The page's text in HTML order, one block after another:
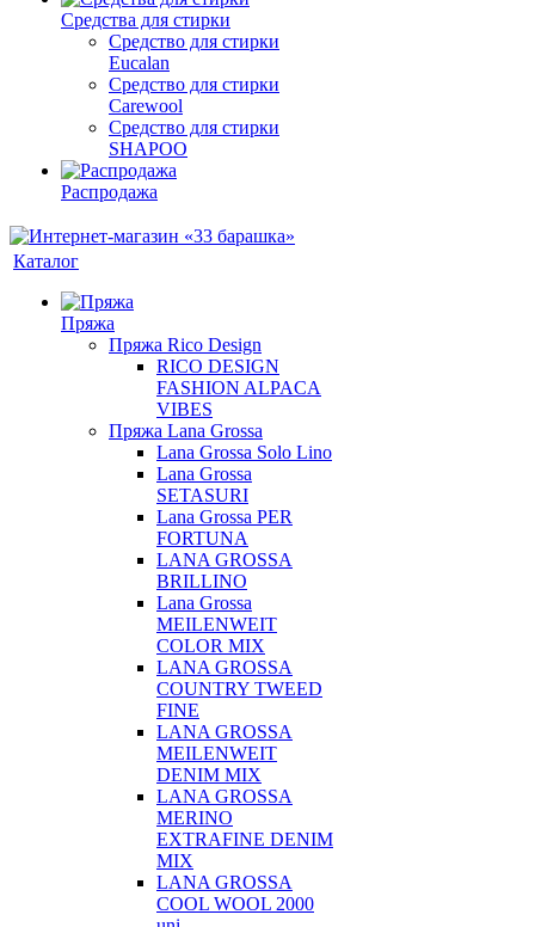
Средства для стирки
Средство для стирки
Eucalan
Средство для стирки
Carewool
Средство для стирки
SHAPOO
Распродажа
Каталог
Пряжа
Пряжа Rico Design
RICO DESIGN
FASHION ALPACA
VIBES
Пряжа Lana Grossa
Lana Grossa Solo Lino
Lana Grossa
SETASURI
Lana Grossa PER
FORTUNA
LANA GROSSA
BRILLINO
Lana Grossa
MEILENWEIT
COLOR MIX
LANA GROSSA
COUNTRY TWEED
FINE
LANA GROSSA
MEILENWEIT
DENIM MIX
LANA GROSSA
MERINO
EXTRAFINE DENIM
MIX
LANA GROSSA
COOL WOOL 2000